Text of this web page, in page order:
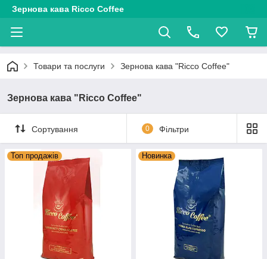
Зернова кава Ricco Coffee
Товари та послуги Зернова кава "Ricco Coffee"
Зернова кава "Ricco Coffee"
Сортування 0 Фільтри
Топ продажів Новинка